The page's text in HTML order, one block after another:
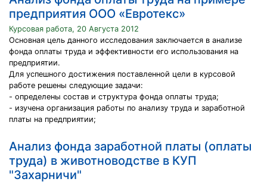
предприятия ООО «Евротекс»
Курсовая работа, 20 Августа 2012
Основная цель данного исследования заключается в анализе
фонда оплаты труда и эффективности его использования на
предприятии.
Для успешного достижения поставленной цели в курсовой
работе решены следующие задачи:
- определены состав и структура фонда оплаты труда;
- изучена организация работы по анализу труда и заработной
платы на предприятии;
Анализ фонда заработной платы (оплаты
труда) в животноводстве в КУП
"Захарничи"